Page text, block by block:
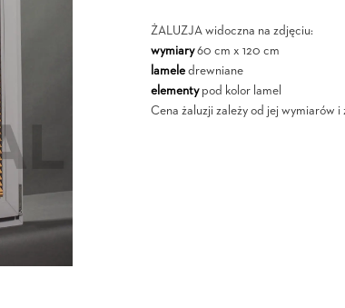
ŻALUZJA widoczna na zdjęciu:
wymiary60 cm x 120 cm
lamele drewniane
elementypod kolor lamel
Cena żaluzji zależy od jej wymiarów i